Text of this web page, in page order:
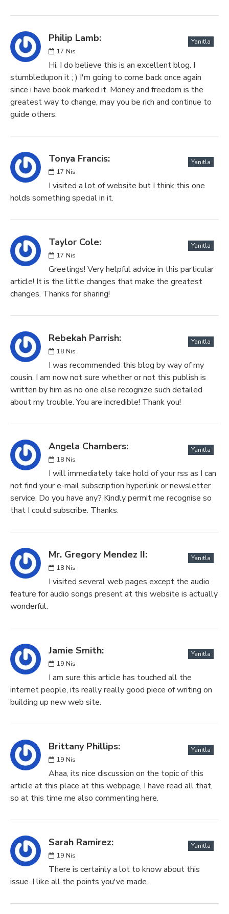
Philip Lamb:
17 Nis
Yanıtla
Hi, I do believe this is an excellent blog. I
stumbledupon it ; ) I'm going to come back once again
since i have book marked it. Money and freedom is the
greatest way to change, may you be rich and continue to
guide others.
Tonya Francis:
17 Nis
Yanıtla
I visited a lot of website but I think this one
holds something special in it.
Taylor Cole:
17 Nis
Yanıtla
Greetings! Very helpful advice in this particular
article! It is the little changes that make the greatest
changes. Thanks for sharing!
Rebekah Parrish:
18 Nis
Yanıtla
I was recommended this blog by way of my
cousin. I am now not sure whether or not this publish is
written by him as no one else recognize such detailed
about my trouble. You are incredible! Thank you!
Angela Chambers:
18 Nis
Yanıtla
I will immediately take hold of your rss as I can
not find your e-mail subscription hyperlink or newsletter
service. Do you have any? Kindly permit me recognise so
that I could subscribe. Thanks.
Mr. Gregory Mendez II:
18 Nis
Yanıtla
I visited several web pages except the audio
feature for audio songs present at this website is actually
wonderful.
Jamie Smith:
19 Nis
Yanıtla
I am sure this article has touched all the
internet people, its really really good piece of writing on
building up new web site.
Brittany Phillips:
19 Nis
Yanıtla
Ahaa, its nice discussion on the topic of this
article at this place at this webpage, I have read all that,
so at this time me also commenting here.
Sarah Ramirez:
19 Nis
Yanıtla
There is certainly a lot to know about this
issue. I like all the points you've made.